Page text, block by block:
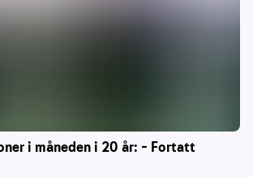
i måneden i 20 år: – Fortatt